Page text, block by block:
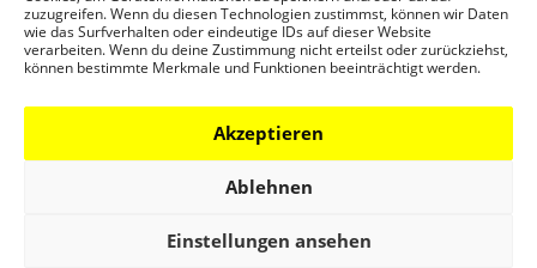
zuzugreifen. Wenn du diesen Technologien zustimmst, können wir Daten
wie das Surfverhalten oder eindeutige IDs auf dieser Website
verarbeiten. Wenn du deine Zustimmung nicht erteilst oder zurückziehst,
können bestimmte Merkmale und Funktionen beeinträchtigt werden.
Akzeptieren
Ablehnen
Einstellungen ansehen